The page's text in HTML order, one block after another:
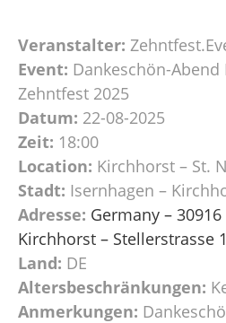
Veranstalter:
Event: Dankeschön-
Zehntfest 2025
Datum: 22-08-2025
Zeit: 18:00
Location: Kirchhorst – St.
Stadt: Isernhagen –
Adresse: Germany –
Kirchhorst – Stellerstrasse
Land: DE
Altersbeschränkungen:
Anmerkungen: